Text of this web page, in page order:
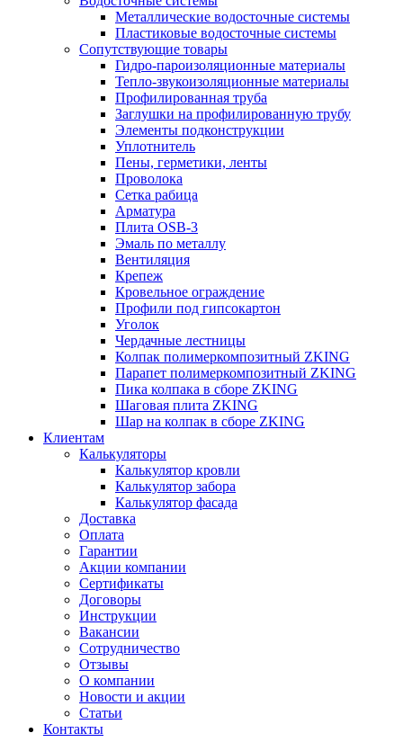
Металлические водосточные системы
Пластиковые водосточные системы
Сопутствующие товары
Гидро-пароизоляционные материалы
Тепло-звукоизоляционные материалы
Профилированная труба
Заглушки на профилированную трубу
Элементы подконструкции
Уплотнитель
Пены, герметики, ленты
Проволока
Сетка рабица
Арматура
Плита OSB-3
Эмаль по металлу
Вентиляция
Крепеж
Кровельное ограждение
Профили под гипсокартон
Уголок
Чердачные лестницы
Колпак полимеркомпозитный ZKING
Парапет полимеркомпозитный ZKING
Пика колпака в сборе ZKING
Шаговая плита ZKING
Шар на колпак в сборе ZKING
Клиентам
Калькуляторы
Калькулятор кровли
Калькулятор забора
Калькулятор фасада
Доставка
Оплата
Гарантии
Акции компании
Сертификаты
Договоры
Инструкции
Вакансии
Сотрудничество
Отзывы
О компании
Новости и акции
Статьи
Контакты